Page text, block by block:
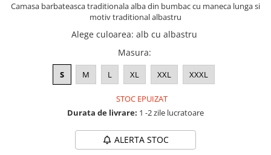
Camasa barbateasca traditionala alba din bumbac cu maneca lunga si
motiv traditional albastru
Alege culoarea: alb cu albastru
Masura:
S M L XL XXL XXXL
STOC EPUIZAT
Durata de livrare: 1 -2 zile lucratoare
ALERTA STOC